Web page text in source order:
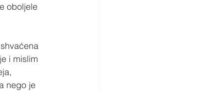
oboljele
i mislim
nego je